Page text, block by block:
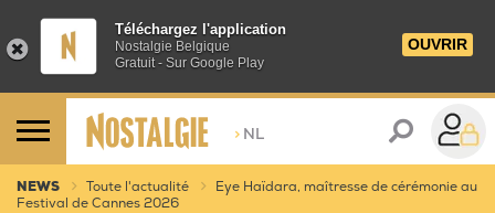
Téléchargez l'application
Nostalgie Belgique
Gratuit - Sur Google Play
OUVRIR
> NL
NEWS Toute l'actualité
Eye Haïdara, maîtresse de cérémonie au
Festival de Cannes 2026